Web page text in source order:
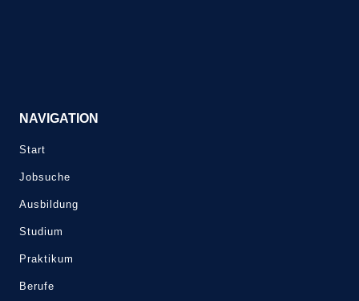
NAVIGATION
Start
Jobsuche
Ausbildung
Studium
Praktikum
Berufe